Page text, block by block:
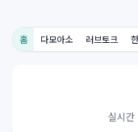
홈 다모아소 러브토크
실시